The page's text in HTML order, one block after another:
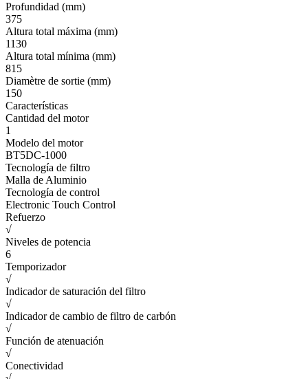
Profundidad (mm)
375
Altura total máxima (mm)
1130
Altura total mínima (mm)
815
Diamètre de sortie (mm)
150
Características
Cantidad del motor
1
Modelo del motor
BT5DC-1000
Tecnología de filtro
Malla de Aluminio
Tecnología de control
Electronic Touch Control
Refuerzo
√
Niveles de potencia
6
Temporizador
√
Indicador de saturación del filtro
√
Indicador de cambio de filtro de carbón
√
Función de atenuación
√
Conectividad